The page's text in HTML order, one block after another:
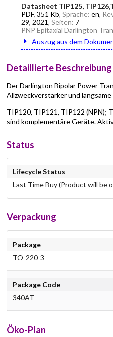
Datasheet TIP125,
PDF, 351 Kb, Sprache: en,
29, 2021, Seiten: 7
PNP Epitaxial Darlington
Auszug aus dem
Detaillierte Beschreibung
Der Darlington Bipolar Power
Allzweckverstärker und
TIP120, TIP121, TIP122 (NPN);
sind komplementäre Geräte.
Status
Lifecycle Status
Last Time Buy (Product will be
Verpackung
Package
TO-220-3
Package Code
340AT
Öko-Plan